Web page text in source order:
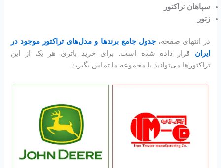
سپاهان تراکتور
زتور
در انتهای صفحه،جدول جامع برندها و مدل‌های تراکتور موجود در
ایران قرار داده شده است. برای خرید باتری هر یک از این
تراکتورها می‌توانید با مجموعه ما تماس بگیرید.